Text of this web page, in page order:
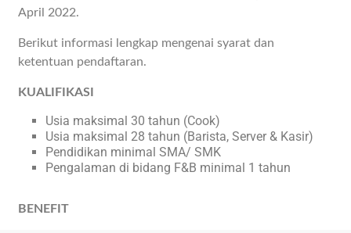
April 2022.
Berikut informasi lengkap mengenai syarat dan
ketentuan pendaftaran.
KUALIFIKASI
Usia maksimal 30 tahun (Cook)
Usia maksimal 28 tahun (Barista, Server & Kasir)
Pendidikan minimal SMA/ SMK
Pengalaman di bidang F&B minimal 1 tahun
BENEFIT